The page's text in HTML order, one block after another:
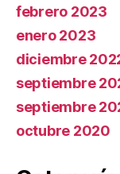
febrero 2023
enero 2023
diciembre
septiembre
septiembre
octubre 2020